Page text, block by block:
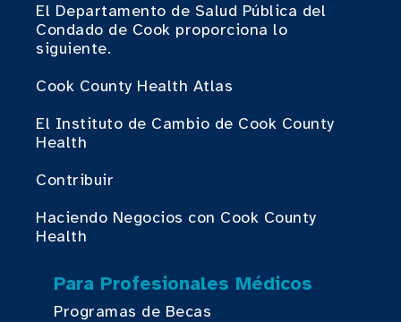
El Departamento de Salud Pública del
Condado de Cook proporciona lo
siguiente.
Cook County Health Atlas
El Instituto de Cambio de Cook County
Health
Contribuir
Haciendo Negocios con Cook County
Health
Para Profesionales Médicos
Programas de Becas